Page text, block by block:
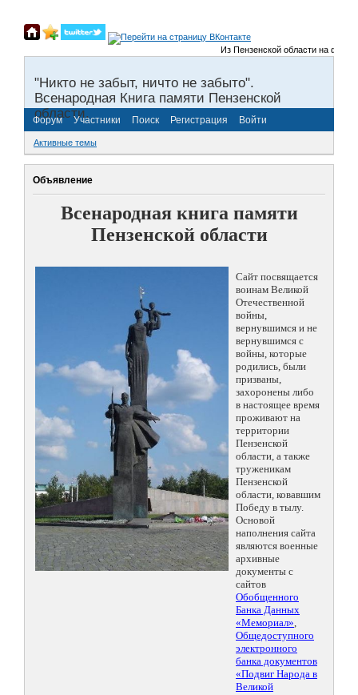
Из Пензенской области на
"Никто не забыт, ничто не забыто".
Всенародная Книга памяти Пензенской
области.
Форум Участники Поиск Регистрация Войти
Активные темы
Объявление
Всенародная книга памяти
Пензенской области
Сайт посвящается
воинам Великой
Отечественной
войны,
вернувшимся и не
вернувшимся с
войны, которые
родились, были
призваны,
захоронены либо
в настоящее время
проживают на
территории
Пензенской
области, а также
труженикам
Пензенской
области, ковавшим
Победу в тылу.
Основой
наполнения сайта
являются военные
архивные
документы с
сайтов
Обобщенного
Банка Данных
«Мемориал»,
Общедоступного
электронного
банка документов
«Подвиг Народа в
Великой